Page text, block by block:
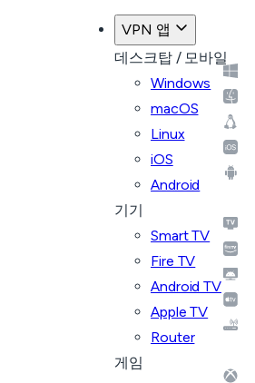
VPN 앱
데스크탑 / 모바일
Windows
macOS
Linux
iOS
Android
기기
Smart TV
Fire TV
Android TV
Apple TV
Router
게임